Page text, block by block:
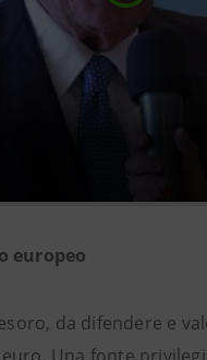
europeo
da difendere e